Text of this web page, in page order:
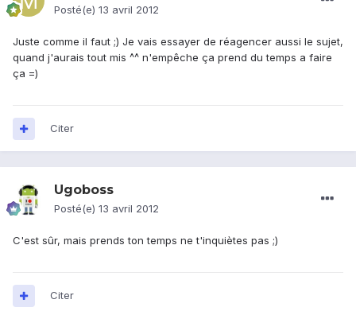
Posté(e) 13 avril 2012
Juste comme il faut ;) Je vais essayer de réagencer aussi le sujet,
quand j'aurais tout mis ^^ n'empêche ça prend du temps a faire
ça =)
Citer
Ugoboss
Posté(e) 13 avril 2012
C'est sûr, mais prends ton temps ne t'inquiètes pas ;)
Citer